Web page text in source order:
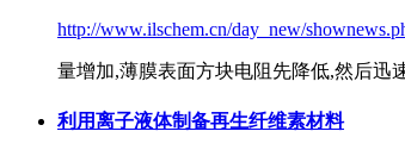
http://www.ilschem.cn/day_new/
量增加,薄膜表面方块电阻先降低,然后迅
利用离子液体制备再生纤维素材料